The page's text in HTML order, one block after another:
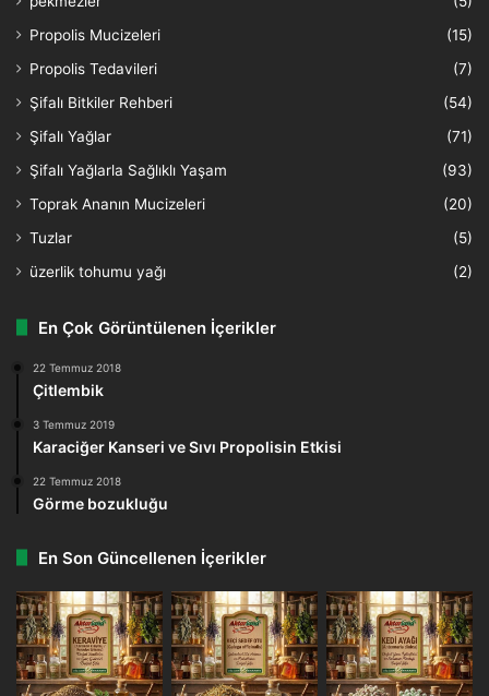
Propolis Mucizeleri
(15)
Propolis Tedavileri
(7)
Şifalı Bitkiler Rehberi
(54)
Şifalı Yağlar
(71)
Şifalı Yağlarla Sağlıklı Yaşam
(93)
Toprak Ananın Mucizeleri
(20)
Tuzlar
(5)
üzerlik tohumu yağı
(2)
En Çok Görüntülenen İçerikler
22 Temmuz 2018
Çitlembik
3 Temmuz 2019
Karaciğer Kanseri ve Sıvı Propolisin Etkisi
22 Temmuz 2018
Görme bozukluğu
En Son Güncellenen İçerikler